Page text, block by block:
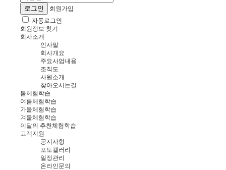
로그인
회원가입
자동로그인
회원정보 찾기
회사소개
인사말
회사개요
주요사업내용
조직도
사원소개
찾아오시는길
봄체험학습
여름체험학습
가을체험학습
겨울체험학습
이달의 추천체험학습
고객지원
공지사항
포토갤러리
일정관리
온라인문의